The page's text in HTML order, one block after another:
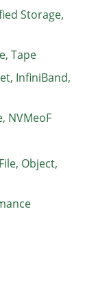
Storage,
Tape
InfiniBand,
NVMeoF
Object,